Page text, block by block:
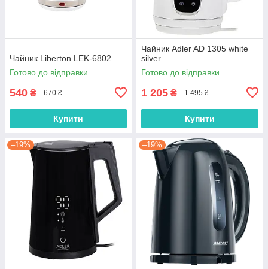
Чайник Liberton LEK-6802
Готово до відправки
540 ₴ 670 ₴
Купити
Чайник Adler AD 1305 white
silver
Готово до відправки
1 205 ₴ 1 495 ₴
Купити
–19% –19%